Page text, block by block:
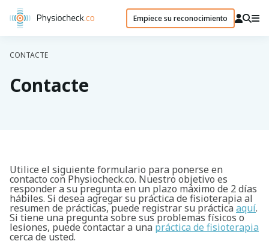
Empiece su reconocimiento
CONTACTE
Contacte
Utilice el siguiente formulario para ponerse en
contacto con Physiocheck.co. Nuestro objetivo es
responder a su pregunta en un plazo máximo de 2 días
hábiles. Si desea agregar su práctica de fisioterapia al
resumen de prácticas, puede registrar su práctica aquí.
Si tiene una pregunta sobre sus problemas físicos o
lesiones, puede contactar a una práctica de fisioterapia
cerca de usted.